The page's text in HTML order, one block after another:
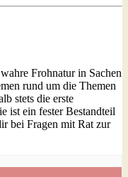
Frohnatur in Sachen
rund um die Themen
stets die erste
ist ein fester Bestandteil
bei Fragen mit Rat zur